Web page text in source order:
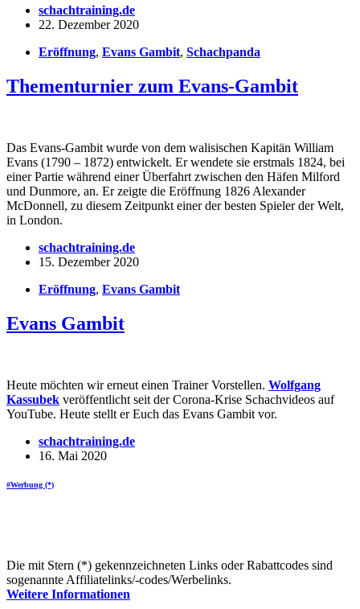
schachtraining.de
22. Dezember 2020
Eröffnung, Evans Gambit, Schachpanda
Thementurnier zum Evans-Gambit
Das Evans-Gambit wurde von dem walisischen Kapitän William
Evans (1790 – 1872) entwickelt. Er wendete sie erstmals 1824, bei
einer Partie während einer Überfahrt zwischen den Häfen Milford
und Dunmore, an. Er zeigte die Eröffnung 1826 Alexander
McDonnell, zu diesem Zeitpunkt einer der besten Spieler der Welt,
in London.
schachtraining.de
15. Dezember 2020
Eröffnung, Evans Gambit
Evans Gambit
Heute möchten wir erneut einen Trainer Vorstellen. Wolfgang
Kassubek veröffentlicht seit der Corona-Krise Schachvideos auf
YouTube. Heute stellt er Euch das Evans Gambit vor.
schachtraining.de
16. Mai 2020
#Werbung (*)
Die mit Stern (*) gekennzeichneten Links oder Rabattcodes sind
sogenannte Affiliatelinks/-codes/Werbelinks.
Weitere Informationen